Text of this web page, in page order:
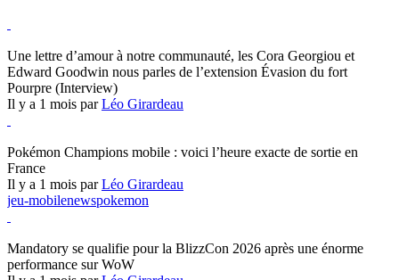
Une lettre d’amour à notre communauté, les Cora Georgiou et
Edward Goodwin nous parles de l’extension Évasion du fort
Pourpre (Interview)
Il y a 1 mois parLéo Girardeau
Pokémon Champions mobile : voici l’heure exacte de sortie en
France
Il y a 1 mois parLéo Girardeau
jeu-mobilenewspokemon
Mandatory se qualifie pour la BlizzCon 2026 après une énorme
performance sur WoW